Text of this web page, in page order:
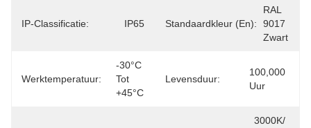
IP-Classificatie: IP65 Standaardkleur (en):
RAL
9017
Zwart
Werktemperatuur:
-30°C
Tot
+45°C
Levensduur:
100,000
Uur
3000K/